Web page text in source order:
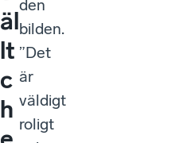
äl
lt
c
h
den
bilden.
”Det
är
väldigt
roligt